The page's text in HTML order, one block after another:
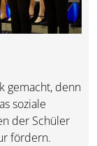
gemacht, denn
soziale
der Schüler
fördern.